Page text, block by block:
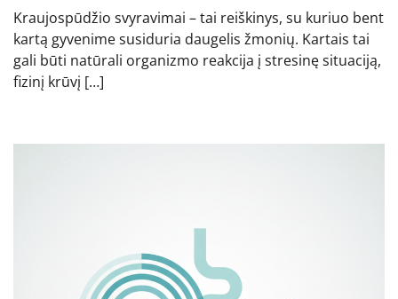
Kraujospūdžio svyravimai – tai reiškinys, su kuriuo bent
kartą gyvenime susiduria daugelis žmonių. Kartais tai
gali būti natūrali organizmo reakcija į stresinę situaciją,
fizinį krūvį […]